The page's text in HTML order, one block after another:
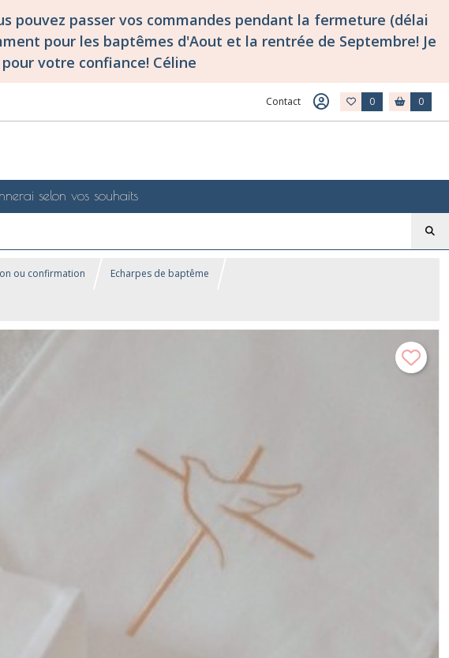
pouvez passer vos commandes pendant la fermeture (délai
pour les baptêmes d'Aout et la rentrée de Septembre! Je
votre confiance! Céline
Contact 0 0
selon vos souhaits
ou confirmation Echarpes de baptême